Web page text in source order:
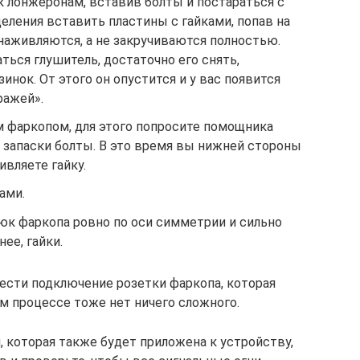
вставить пластины с гайками, попав на
а не закручиваются полностью.
глушитель, достаточно его снять,
От этого он опустится и у вас появится
фаркопом, для этого попросите помощника
запаски болты. В это время вы нижней стороны
гайку.
фаркопа ровно по оси симметрии и сильно
гайки.
подключение розетки фаркопа, которая
процессе тоже нет ничего сложного.
также будет приложена к устройству,